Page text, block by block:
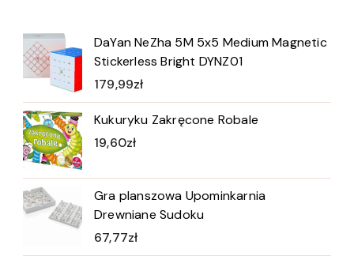
DaYan NeZha 5M 5x5 Medium Magnetic
Stickerless Bright DYNZ01
179,99zł
Kukuryku Zakręcone Robale
19,60zł
Gra planszowa Upominkarnia
Drewniane Sudoku
67,77zł